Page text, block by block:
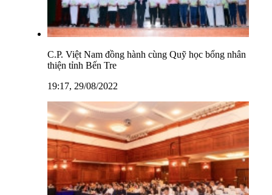
C.P. Việt Nam đồng hành cùng Quỹ học bổng nhân
thiện tỉnh Bến Tre
19:17, 29/08/2022